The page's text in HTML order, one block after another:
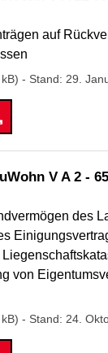
auf
- Stand: 29.
V A 2 -
des
von
- Stand: 24.